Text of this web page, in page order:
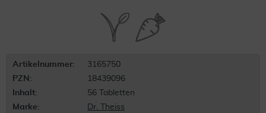
Artikelnummer:
3165750
PZN:
18439096
Inhalt:
56 Tabletten
Marke:
Dr. Theiss